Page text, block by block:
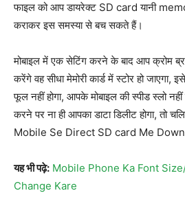
फाइल को आप डायरेक्ट SD card यानी
कराकर इस समस्या से बच सकते हैं।
मोबाइल में एक सेटिंग करने के बाद आप क्रोम
करेंगे वह सीधा मेमोरी कार्ड में स्टोर हो जाएगा,
फूल नहीं होगा, आपके मोबाइल की स्पीड स्लो नहीं
करने पर ना ही आपका डाटा डिलीट होगा,
Mobile Se Direct SD card Me
यह भी पढ़े: Mobile Phone Ka Font
Change Kare